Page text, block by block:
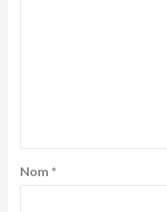
Nom *